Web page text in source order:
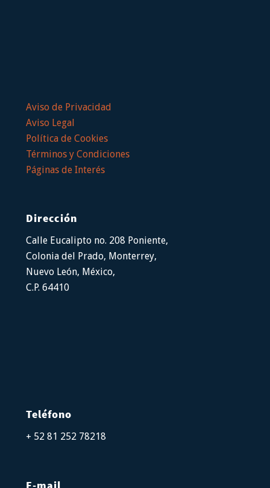
Aviso de Privacidad
Aviso Legal
Política de Cookies
Términos y Condiciones
Páginas de Interés
Dirección
Calle Eucalipto no. 208 Poniente,
Colonia del Prado, Monterrey,
Nuevo León, México,
C.P. 64410
Teléfono
+ 52 81 252 78218